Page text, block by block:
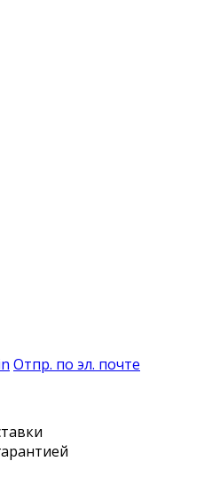
Отпр. по эл. почте